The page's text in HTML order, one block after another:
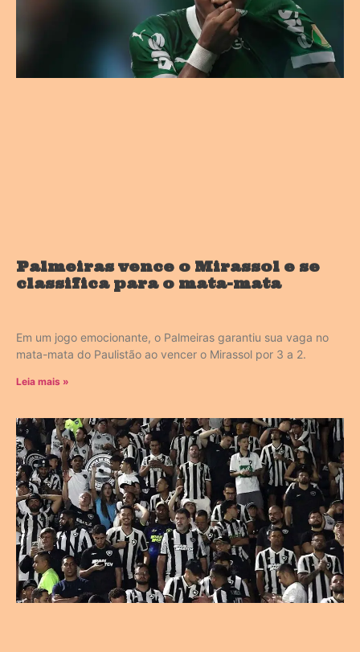
Palmeiras vence o Mirassol e se
classifica para o mata-mata
Em um jogo emocionante, o Palmeiras garantiu sua vaga no
mata-mata do Paulistão ao vencer o Mirassol por 3 a 2.
Leia mais »